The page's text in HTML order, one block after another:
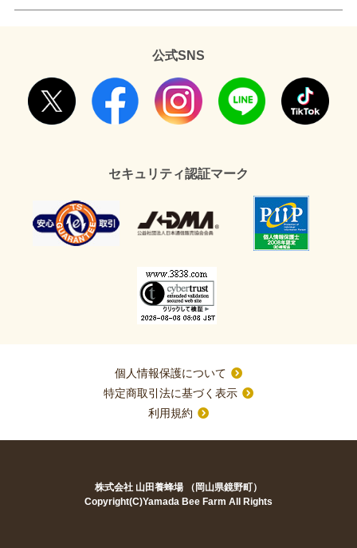
公式SNS
セキュリティ認証マーク
個人情報保護について
特定商取引法に基づく表示
利用規約
株式会社 山田養蜂場 （岡山県鏡野町）
Copyright(C)Yamada Bee Farm All Rights